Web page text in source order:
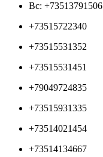
Вс: +73513791506
+73515722340
+73515531352
+73515531451
+79049724835
+73515931335
+73514021454
+73514134667